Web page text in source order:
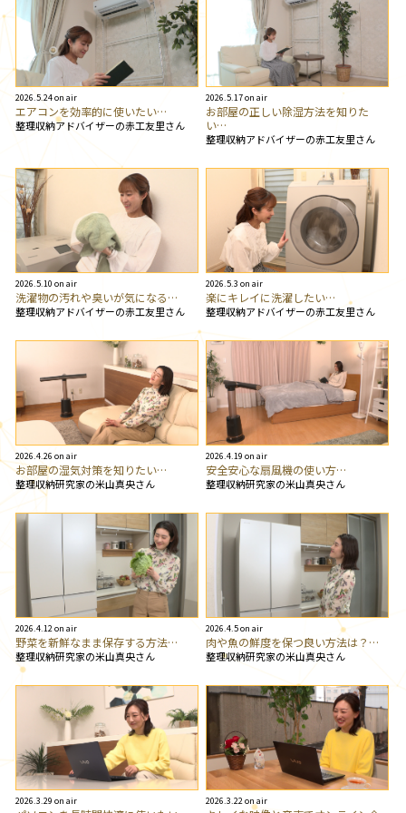
2026.5.24 on air
エアコンを効率的に使いたい…
整理収納アドバイザーの赤工友里さん
2026.5.17 on air
お部屋の正しい除湿方法を知りた
い…
整理収納アドバイザーの赤工友里さん
2026.5.10 on air
洗濯物の汚れや臭いが気になる…
整理収納アドバイザーの赤工友里さん
2026.5.3 on air
楽にキレイに洗濯したい…
整理収納アドバイザーの赤工友里さん
2026.4.26 on air
お部屋の湿気対策を知りたい…
整理収納研究家の米山真央さん
2026.4.19 on air
安全安心な扇風機の使い方…
整理収納研究家の米山真央さん
2026.4.12 on air
野菜を新鮮なまま保存する方法…
整理収納研究家の米山真央さん
2026.4.5 on air
肉や魚の鮮度を保つ良い方法は？…
整理収納研究家の米山真央さん
2026.3.29 on air 2026.3.22 on air